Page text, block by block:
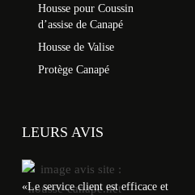
Housse pour Coussin
d’assise de Canapé
Housse de Valise
Protège Canapé
LEURS AVIS
«Le service client est efficace et